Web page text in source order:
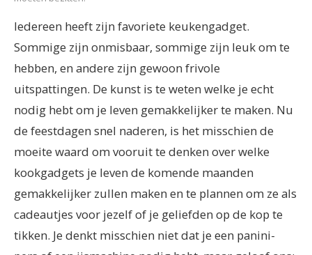
Iedereen heeft zijn favoriete keukengadget.
Sommige zijn onmisbaar, sommige zijn leuk om te
hebben, en andere zijn gewoon frivole
uitspattingen. De kunst is te weten welke je echt
nodig hebt om je leven gemakkelijker te maken. Nu
de feestdagen snel naderen, is het misschien de
moeite waard om vooruit te denken over welke
kookgadgets je leven de komende maanden
gemakkelijker zullen maken en te plannen om ze als
cadeautjes voor jezelf of je geliefden op de kop te
tikken. Je denkt misschien niet dat je een panini-